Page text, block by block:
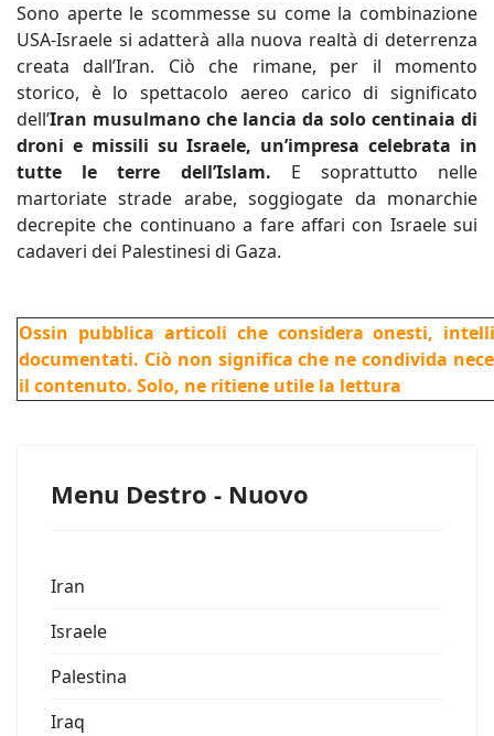
Sono aperte le scommesse su come la combinazione
USA-Israele si adatterà alla nuova realtà di deterrenza
creata dall’Iran. Ciò che rimane, per il momento
storico, è lo spettacolo aereo carico di significato
dell’Iran musulmano che lancia da solo centinaia di
droni e missili su Israele, un’impresa celebrata in
tutte le terre dell’Islam. E soprattutto nelle
martoriate strade arabe, soggiogate da monarchie
decrepite che continuano a fare affari con Israele sui
cadaveri dei Palestinesi di Gaza.
Ossin pubblica articoli che considera onesti,
documentati. Ciò non significa che ne condivida
il contenuto. Solo, ne ritiene utile la lettura
Menu Destro - Nuovo
Iran
Israele
Palestina
Iraq